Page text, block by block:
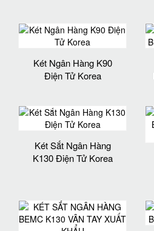
Két Ngân Hàng K90
Điện Tử Korea
Két Sắt Ngân Hàng
K130 Điện Tử Korea